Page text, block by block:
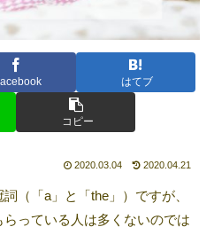
はてブ
コピー
2020.03.04 2020.04.21
（「a」と「the」）ですが、
っている人は多くないのでは